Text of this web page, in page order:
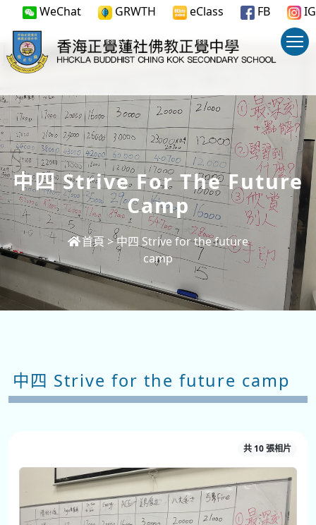
WeChat GRWTH eClass FB IG
中四 Strive For The Future
Camp
首頁>中四 Strive for the future
camp
中四 Strive for the future camp
共 10 張相片